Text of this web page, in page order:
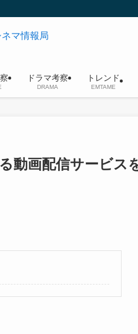
ドラマ考察
DRAMA
トレンド
EMTAME
動画配信サービス